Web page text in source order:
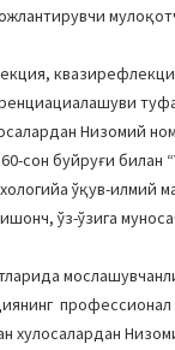
Низомий
сон буйруғи билан
ўқув-илмий
ўз-ўзига
профессионал
хулосалардан